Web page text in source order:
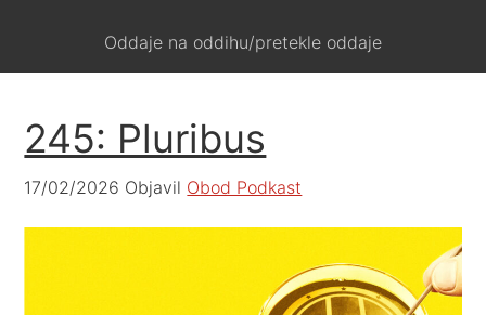
Oddaje na oddihu/pretekle oddaje
245: Pluribus
17/02/2026 Objavil Obod Podkast